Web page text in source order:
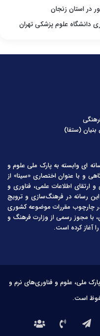
در استان زنجان
دانشگاه علوم پزشکی تهران
(ستفا)
ای وابسته به پارک ملی علوم و
و با عنوان اختصاری «سینا» از
سازی و ارتقای اطلاعات علمی، فناوری و
این رسانه در فرهنگ‌سازی و ترویج
چارچوب مقررات موضوعه کشوری
با مجوز رسمی از وزارت فرهنگ و
ملی، علوم و فناوری‌های نرم و
است.
تلگرامتماس درباره